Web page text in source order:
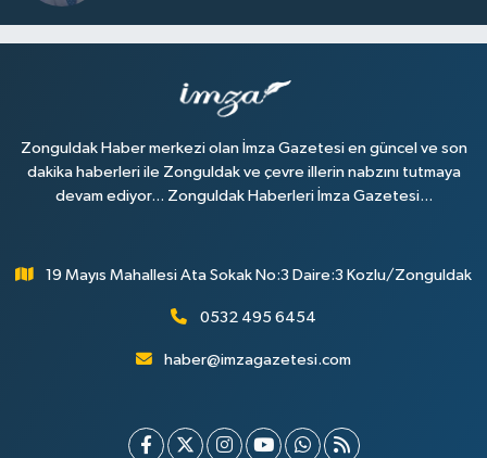
Zonguldak Haber merkezi olan İmza Gazetesi en güncel ve son
dakika haberleri ile Zonguldak ve çevre illerin nabzını tutmaya
devam ediyor... Zonguldak Haberleri İmza Gazetesi...
19 Mayıs Mahallesi Ata Sokak No:3 Daire:3 Kozlu/Zonguldak
0532 495 6454
haber@imzagazetesi.com